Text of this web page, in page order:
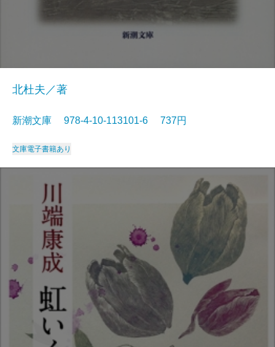
北杜夫／著
新潮文庫 978-4-10-113101-6 737円
文庫電子書籍あり